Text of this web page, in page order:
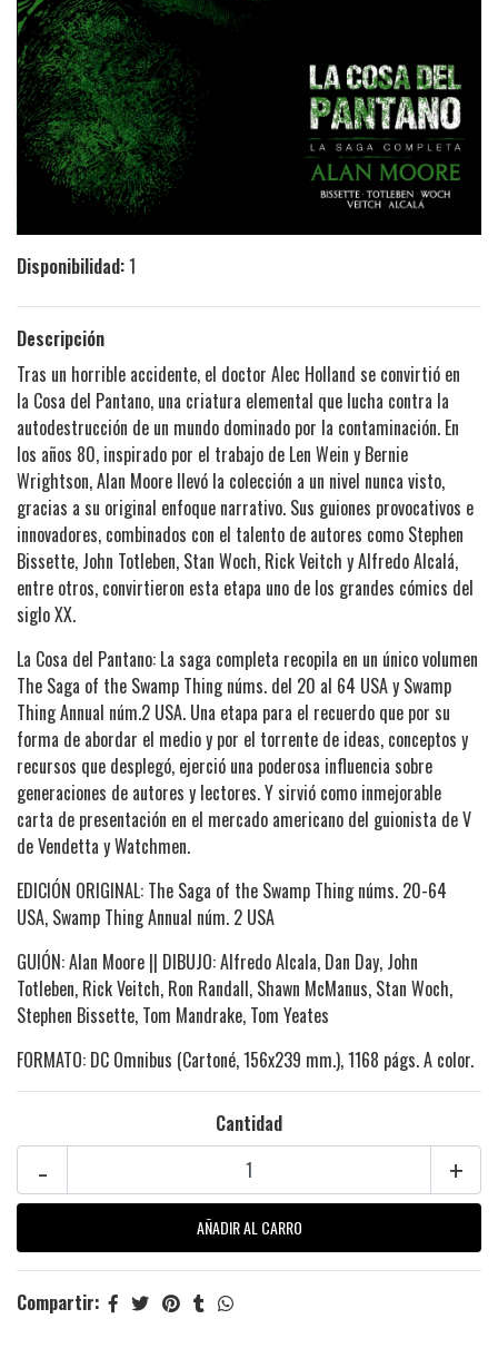
Disponibilidad:1
Descripción
Tras un horrible accidente, el doctor Alec Holland se convirtió en
la Cosa del Pantano, una criatura elemental que lucha contra la
autodestrucción de un mundo dominado por la contaminación. En
los años 80, inspirado por el trabajo de Len Wein y Bernie
Wrightson, Alan Moore llevó la colección a un nivel nunca visto,
gracias a su original enfoque narrativo. Sus guiones provocativos e
innovadores, combinados con el talento de autores como Stephen
Bissette, John Totleben, Stan Woch, Rick Veitch y Alfredo Alcalá,
entre otros, convirtieron esta etapa uno de los grandes cómics del
siglo XX.
La Cosa del Pantano: La saga completa recopila en un único volumen
The Saga of the Swamp Thing núms. del 20 al 64 USA y Swamp
Thing Annual núm.2 USA. Una etapa para el recuerdo que por su
forma de abordar el medio y por el torrente de ideas, conceptos y
recursos que desplegó, ejerció una poderosa influencia sobre
generaciones de autores y lectores. Y sirvió como inmejorable
carta de presentación en el mercado americano del guionista de V
de Vendetta y Watchmen.
EDICIÓN ORIGINAL: The Saga of the Swamp Thing núms. 20-64
USA, Swamp Thing Annual núm. 2 USA
GUIÓN: Alan Moore || DIBUJO: Alfredo Alcala, Dan Day, John
Totleben, Rick Veitch, Ron Randall, Shawn McManus, Stan Woch,
Stephen Bissette, Tom Mandrake, Tom Yeates
FORMATO: DC Omnibus (Cartoné, 156x239 mm.), 1168 págs. A color.
Cantidad
+
-
Compartir: